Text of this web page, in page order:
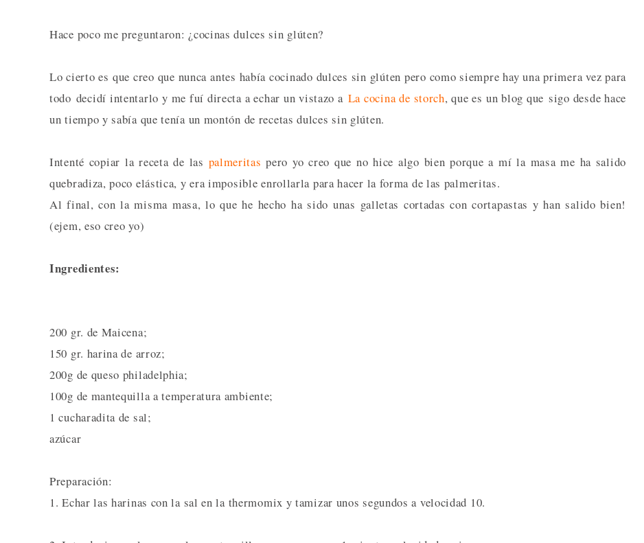
Hace poco me preguntaron: ¿cocinas dulces sin glúten?
Lo cierto es que creo que nunca antes había cocinado dulces sin glúten pero como siempre hay una primera vez para
todo decidí intentarlo y me fuí directa a echar un vistazo a La cocina de storch, que es un blog que sigo desde hace
un tiempo y sabía que tenía un montón de recetas dulces sin glúten.
Intenté copiar la receta de las palmeritas pero yo creo que no hice algo bien porque a mí la masa me ha salido
quebradiza, poco elástica, y era imposible enrollarla para hacer la forma de las palmeritas.
Al final, con la misma masa, lo que he hecho ha sido unas galletas cortadas con cortapastas y han salido bien!
(ejem, eso creo yo)
Ingredientes:
200 gr. de Maicena;
150 gr. harina de arroz;
200g de queso philadelphia;
100g de mantequilla a temperatura ambiente;
1 cucharadita de sal;
azúcar
Preparación:
1. Echar las harinas con la sal en la thermomix y tamizar unos segundos a velocidad 10.